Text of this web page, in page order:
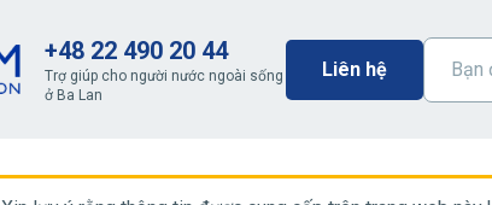
+48 22 490 20 44
Trợ giúp cho người nước ngoài sống
ở Ba Lan
Liên hệ